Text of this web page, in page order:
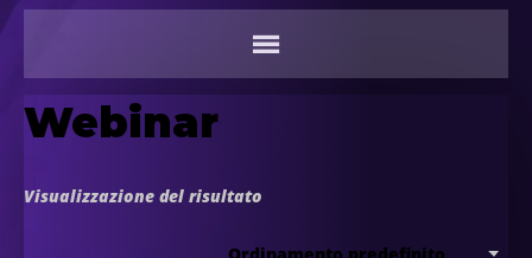
Webinar
Visualizzazione del risultato